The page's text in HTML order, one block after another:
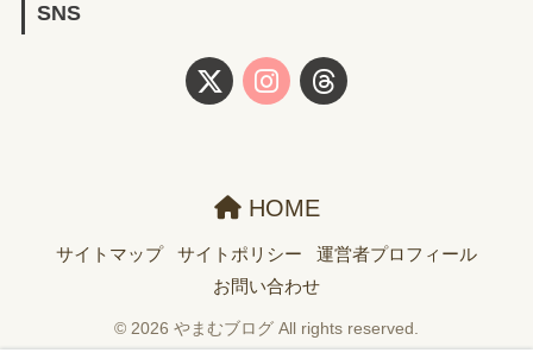
SNS
HOME
サイトマップ サイトポリシー
運営者プロフィール
お問い合わせ
© 2026 やまむブログ All rights reserved.